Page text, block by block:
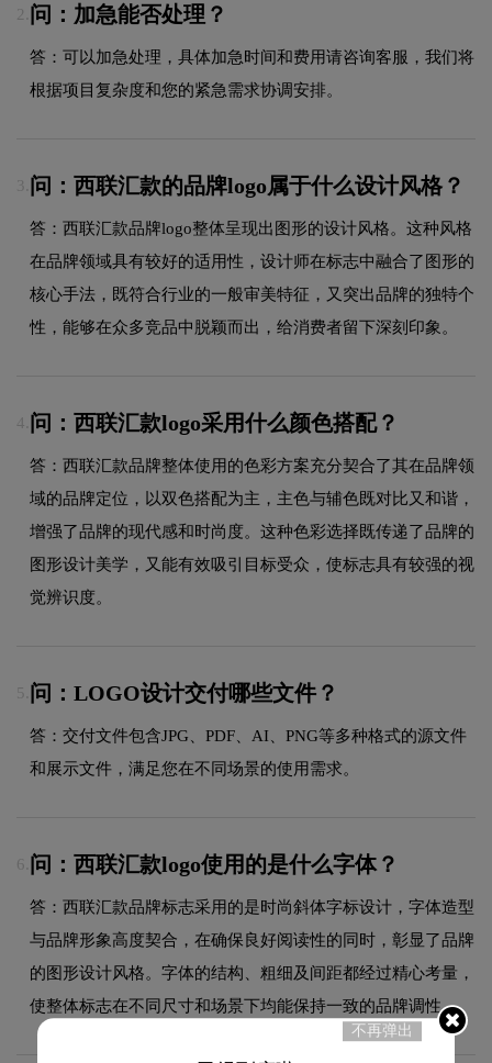
2. 问：加急能否处理？
答：可以加急处理，具体加急时间和费用请咨询客服，我们将
根据项目复杂度和您的紧急需求协调安排。
3. 问：西联汇款的品牌logo属于什么设计风格？
答：西联汇款品牌logo整体呈现出图形的设计风格。这种风格
在品牌领域具有较好的适用性，设计师在标志中融合了图形的
核心手法，既符合行业的一般审美特征，又突出品牌的独特个
性，能够在众多竞品中脱颖而出，给消费者留下深刻印象。
4. 问：西联汇款logo采用什么颜色搭配？
答：西联汇款品牌整体使用的色彩方案充分契合了其在品牌领
域的品牌定位，以双色搭配为主，主色与辅色既对比又和谐，
增强了品牌的现代感和时尚度。这种色彩选择既传递了品牌的
图形设计美学，又能有效吸引目标受众，使标志具有较强的视
觉辨识度。
5. 问：LOGO设计交付哪些文件？
答：交付文件包含JPG、PDF、AI、PNG等多种格式的源文件
和展示文件，满足您在不同场景的使用需求。
6. 问：西联汇款logo使用的是什么字体？
答：西联汇款品牌标志采用的是时尚斜体字标设计，字体造型
与品牌形象高度契合，在确保良好阅读性的同时，彰显了品牌
的图形设计风格。字体的结构、粗细及间距都经过精心考量，
使整体标志在不同尺寸和场景下均能保持一致的品牌调性。
不再弹出